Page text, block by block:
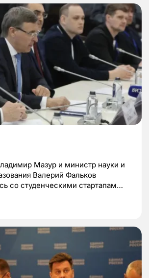
Мазур и министр науки и
Валерий Фальков
со студенческими стартапами